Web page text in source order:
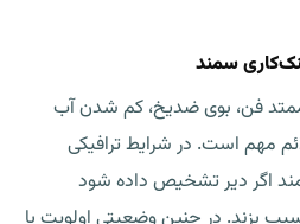
سمند
ممتد فن، بوی ضدیخ، کم شدن آب
مهم است. در شرایط ترافیکی
اگر دیر تشخیص داده شود